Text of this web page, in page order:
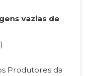
vazias de
Produtores da